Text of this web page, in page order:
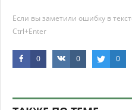
Если вы заметили ошибку в
Ctrl+Enter
0 0 0